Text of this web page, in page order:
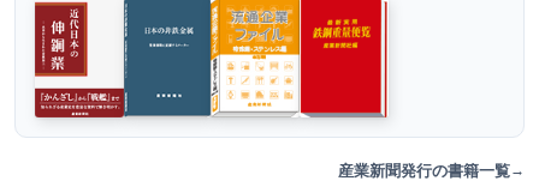
産業新聞発行の書籍一覧